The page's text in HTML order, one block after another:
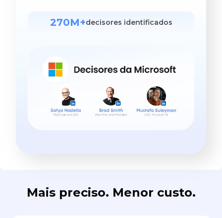
270M+decisores identificados
Mais preciso. Menor custo.